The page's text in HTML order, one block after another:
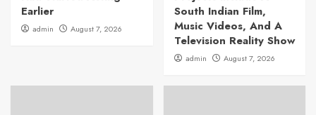
Earlier
admin August 7, 2026
South Indian Film,
Music Videos, And A
Television Reality Show
admin August 7, 2026